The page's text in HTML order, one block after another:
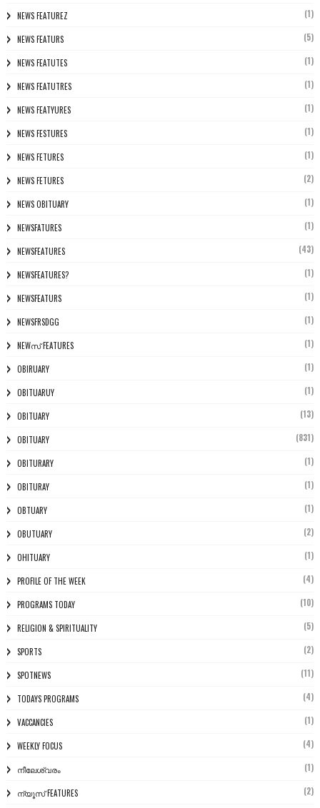
NEWS FEATUREZ (1)
NEWS FEATURS (5)
NEWS FEATUTES (1)
NEWS FEATUTRES (1)
NEWS FEATYURES (1)
NEWS FESTURES (1)
NEWS FETURES (1)
NEWS FETURES (2)
NEWS OBITUARY (1)
NEWSFATURES (1)
NEWSFEATURES (43)
NEWSFEATURES? (1)
NEWSFEATURS (1)
NEWSFRSDGG (1)
NEWസ് FEATURES (1)
OBIRUARY (1)
OBITUARUY (1)
OBITUARY (13)
OBITUARY (831)
OBITURARY (1)
OBITURAY (1)
OBTUARY (1)
OBUTUARY (2)
OHITUARY (1)
PROFILE OF THE WEEK (4)
PROGRAMS TODAY (10)
RELIGION & SPIRITUALITY (5)
SPORTS (2)
SPOTNEWS (11)
TODAYS PROGRAMS (4)
VACCANCIES (1)
WEEKLY FOCUS (4)
നീലേശ്വരം (1)
ന്യൂസ് FEATURES (2)